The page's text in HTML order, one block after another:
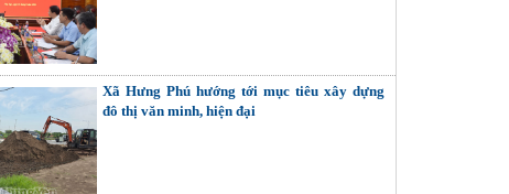
Xã Hưng Phú hướng tới mục tiêu xây dựng
đô thị văn minh, hiện đại